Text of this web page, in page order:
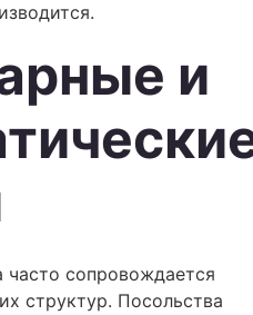
и
часто сопровождается
структур. Посольства